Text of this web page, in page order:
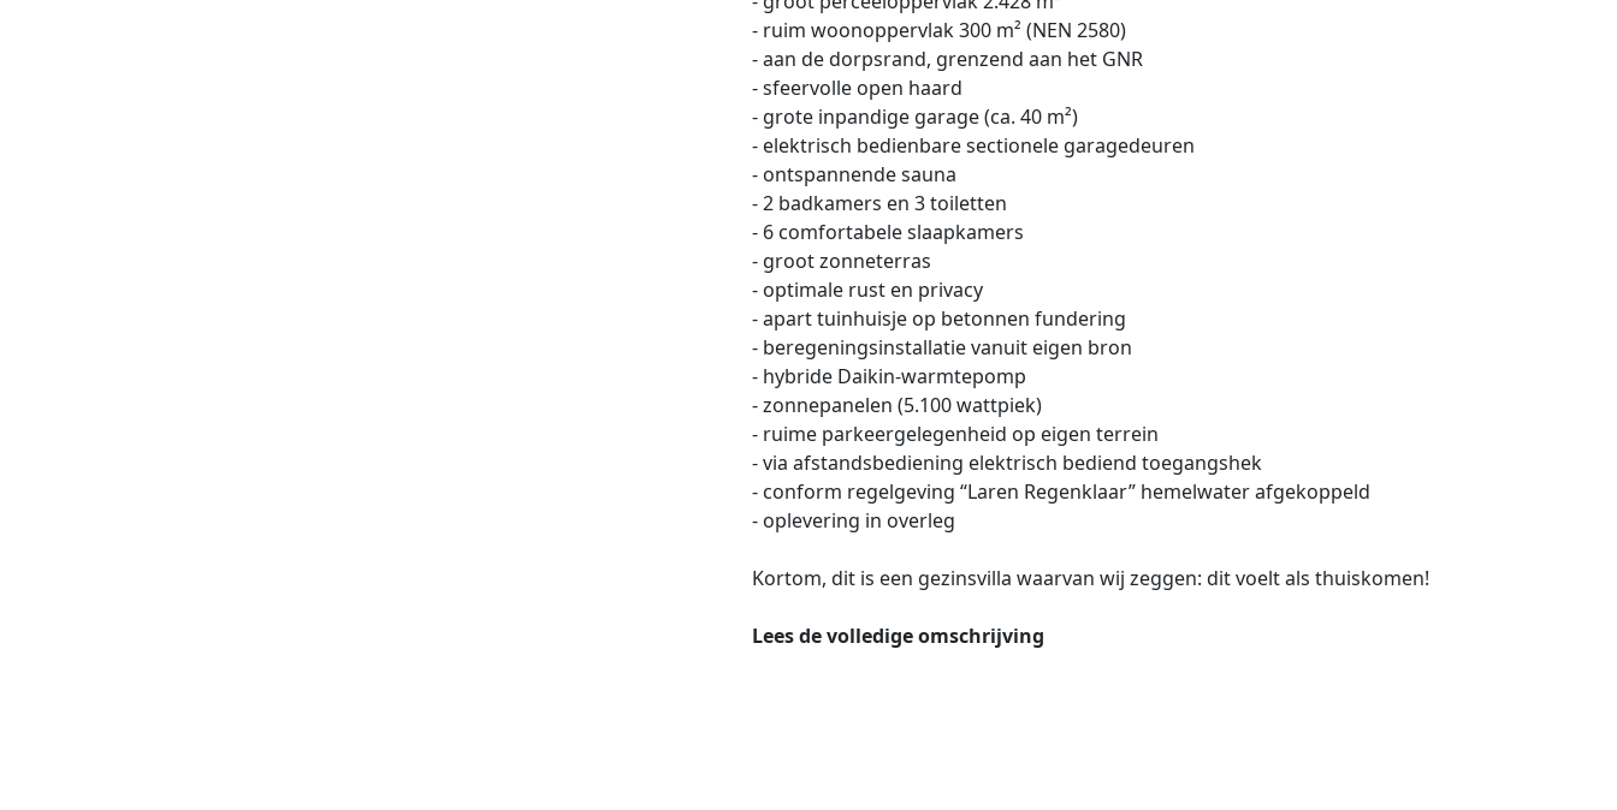
- ruim woonoppervlak 300 m² (NEN 2580)
- aan de dorpsrand, grenzend aan het GNR
- sfeervolle open haard
- grote inpandige garage (ca. 40 m²)
- elektrisch bedienbare sectionele garagedeuren
- ontspannende sauna
- 2 badkamers en 3 toiletten
- 6 comfortabele slaapkamers
- groot zonneterras
- optimale rust en privacy
- apart tuinhuisje op betonnen fundering
- beregeningsinstallatie vanuit eigen bron
- hybride Daikin-warmtepomp
- zonnepanelen (5.100 wattpiek)
- ruime parkeergelegenheid op eigen terrein
- via afstandsbediening elektrisch bediend toegangshek
- conform regelgeving “Laren Regenklaar” hemelwater afgekoppeld
- oplevering in overleg
Kortom, dit is een gezinsvilla waarvan wij zeggen: dit voelt als thuiskomen!
Lees de volledige omschrijving